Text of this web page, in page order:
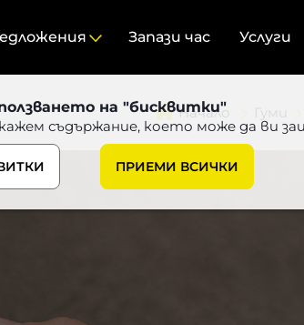
на "бисквитки"
съдържание, което може да ви
ПРИЕМИ ВСИЧКИ
Запази час Услуги
Начало Гуми